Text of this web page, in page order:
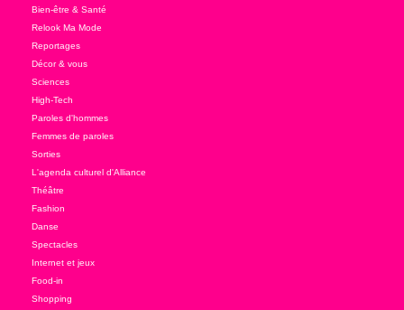
Bien-être & Santé
Relook Ma Mode
Reportages
Décor & vous
Sciences
High-Tech
Paroles d'hommes
Femmes de paroles
Sorties
L'agenda culturel d'Alliance
Théâtre
Fashion
Danse
Spectacles
Internet et jeux
Food-in
Shopping